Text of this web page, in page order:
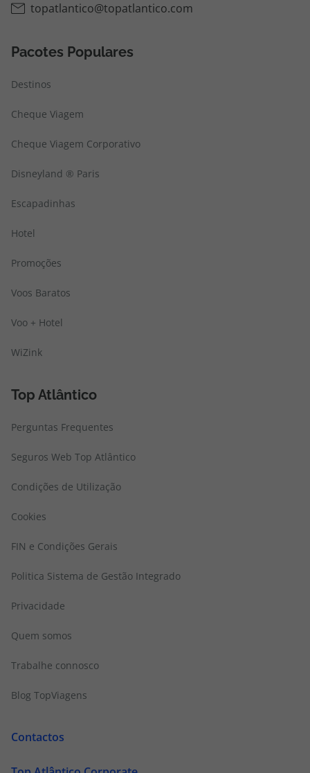
topatlantico@topatlantico.com
Pacotes Populares
Destinos
Cheque Viagem
Cheque Viagem Corporativo
Disneyland ® Paris
Escapadinhas
Hotel
Promoções
Voos Baratos
Voo + Hotel
WiZink
Top Atlântico
Perguntas Frequentes
Seguros Web Top Atlântico
Condições de Utilização
Cookies
FIN e Condições Gerais
Politica Sistema de Gestão Integrado
Privacidade
Quem somos
Trabalhe connosco
Blog TopViagens
Contactos